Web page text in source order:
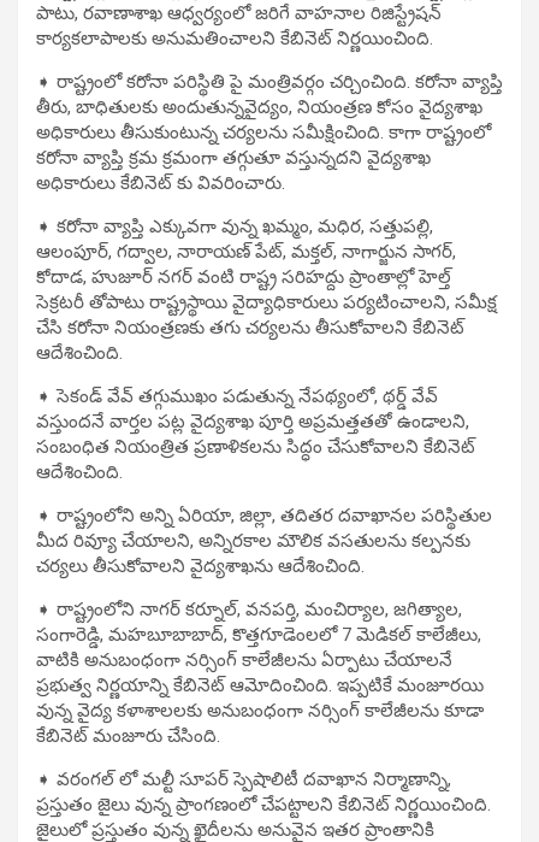
పాటు, రవాణాశాఖ ఆధ్వర్యంలో జరిగే వాహనాల రిజిస్ట్రేషన్
కార్యకలాపాలకు అనుమతించాలని కేబినెట్ నిర్ణయించింది.
➧ రాష్ట్రంలో కరోనా పరిస్థితి పై మంత్రివర్గం చర్చించింది. కరోనా వ్యాప్తి
తీరు, బాధితులకు అందుతున్నవైద్యం, నియంత్రణ కోసం వైద్యశాఖ
అధికారులు తీసుకుంటున్న చర్యలను సమీక్షించింది. కాగా రాష్ట్రంలో
కరోనా వ్యాప్తి క్రమ క్రమంగా తగ్గుతూ వస్తున్నదని వైద్యశాఖ
అధికారులు కేబినెట్ కు వివరించారు.
➧ కరోనా వ్యాప్తి ఎక్కువగా వున్న ఖమ్మం, మధిర, సత్తుపల్లి,
ఆలంపూర్, గద్వాల, నారాయణ్ పేట్, మక్తల్, నాగార్జున సాగర్,
కోదాడ, హుజూర్ నగర్ వంటి రాష్ట్ర సరిహద్దు ప్రాంతాల్లో హెల్త్
సెక్రటరీ తోపాటు రాష్ట్రస్థాయి వైద్యాధికారులు పర్యటించాలని, సమీక్ష
చేసి కరోనా నియంత్రణకు తగు చర్యలను తీసుకోవాలని కేబినెట్
ఆదేశించింది.
➧ సెకండ్ వేవ్ తగ్గుముఖం పడుతున్న నేపథ్యంలో, థర్డ్ వేవ్
వస్తుందనే వార్తల పట్ల వైద్యశాఖ పూర్తి అప్రమత్తతతో ఉండాలని,
సంబంధిత నియంత్రిత ప్రణాళికలను సిద్ధం చేసుకోవాలని కేబినెట్
ఆదేశించింది.
➧ రాష్ట్రంలోని అన్ని ఏరియా, జిల్లా, తదితర దవాఖానల పరిస్థితుల
మీద రివ్యూ చేయాలని, అన్నిరకాల మౌలిక వసతులను కల్పనకు
చర్యలు తీసుకోవాలని వైద్యశాఖను ఆదేశించింది.
➧ రాష్ట్రంలోని నాగర్ కర్నూల్, వనపర్తి, మంచిర్యాల, జగిత్యాల,
సంగారెడ్డి, మహబూబాబాద్, కొత్తగూడెంలలో 7 మెడికల్ కాలేజీలు,
వాటికి అనుబంధంగా నర్సింగ్ కాలేజీలను ఏర్పాటు చేయాలనే
ప్రభుత్వ నిర్ణయాన్ని కేబినెట్ ఆమోదించింది. ఇప్పటికే మంజూరయి
వున్న వైద్య కళాశాలలకు అనుబంధంగా నర్సింగ్ కాలేజీలను కూడా
కేబినెట్ మంజూరు చేసింది.
➧ వరంగల్ లో మల్టీ సూపర్ స్పెషాలిటీ దవాఖాన నిర్మాణాన్ని,
ప్రస్తుతం జైలు వున్న ప్రాంగణంలో చేపట్టాలని కేబినెట్ నిర్ణయించింది.
జైలులో ప్రస్తుతం వున్న ఖైదీలను అనువైన ఇతర ప్రాంతానికి